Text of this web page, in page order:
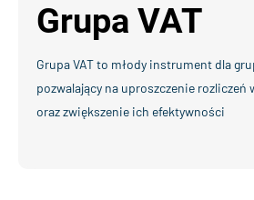
Grupa VAT
Grupa VAT to młody instrument dla
pozwalający na uproszczenie rozliczeń
oraz zwiększenie ich efektywności